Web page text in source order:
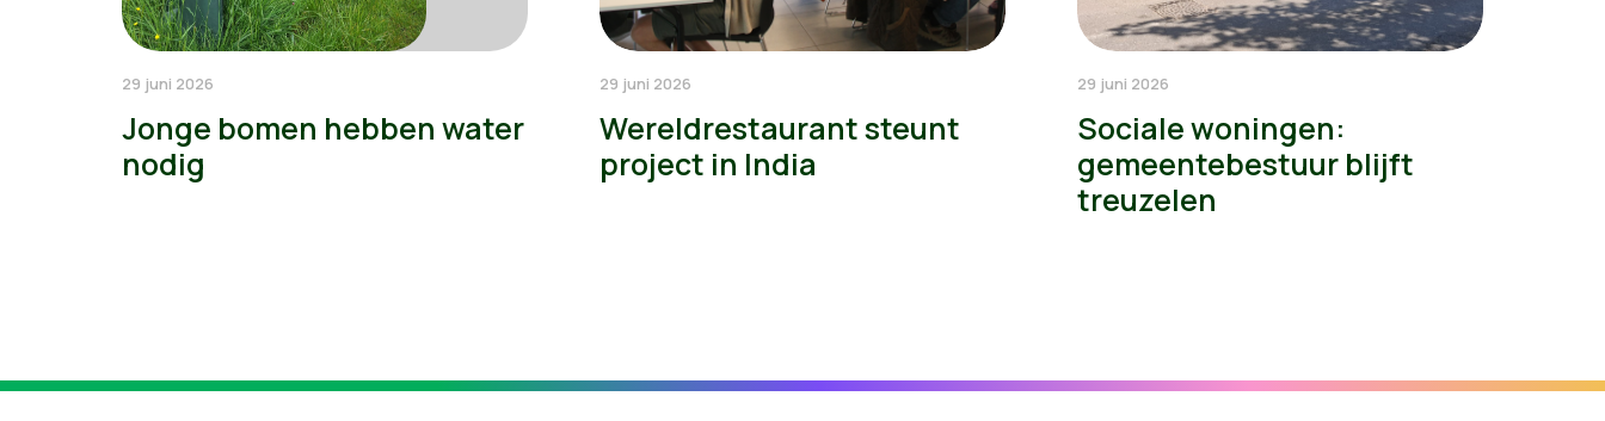
29 juni 2026
Jonge bomen hebben water
nodig
29 juni 2026
Wereldrestaurant steunt
project in India
29 juni 2026
Sociale woningen:
gemeentebestuur blijft
treuzelen